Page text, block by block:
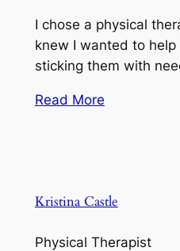
I chose a physical
knew I wanted to
sticking them with
Read More
Kristina Castle
Physical Therapist